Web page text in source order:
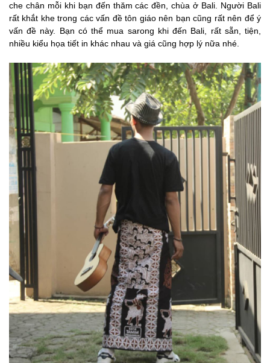
che chân mỗi khi bạn đến thăm các đền, chùa ở Bali. Người Bali
rất khắt khe trong các vấn đề tôn giáo nên bạn cũng rất nên để ý
vấn đề này. Bạn có thể mua sarong khi đến Bali, rất sẵn, tiện,
nhiều kiểu họa tiết in khác nhau và giá cũng hợp lý nữa nhé.